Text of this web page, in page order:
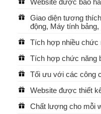
Website được bảo
Giao diện tương
động, Máy tính
Tích hợp nhiều chức
Tích hợp chức năng
Tối ưu với các công
Website được thiết
Chất lượng cho mỗi